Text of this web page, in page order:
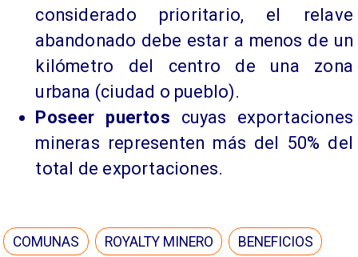
considerado prioritario, el relave
abandonado debe estar a menos de un
kilómetro del centro de una zona
urbana (ciudad o pueblo).
Poseer puertos cuyas exportaciones
mineras representen más del 50% del
total de exportaciones.
COMUNAS ROYALTY MINERO BENEFICIOS